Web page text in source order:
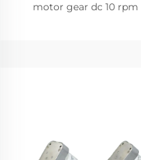
motor gear dc 10 rpm